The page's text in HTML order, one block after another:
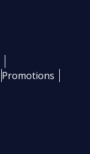
Promotions